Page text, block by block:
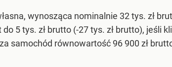
wynosząca nominalnie 32 tys. zł
5 tys. zł brutto (-27 tys. zł brutto), jeśli
samochód równowartość 96 900 zł